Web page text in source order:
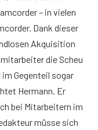
– in vielen
Dank dieser
Akquisition
die Scheu
Gegenteil sogar
Hermann. Er
bei Mitarbeitern im
müsse sich